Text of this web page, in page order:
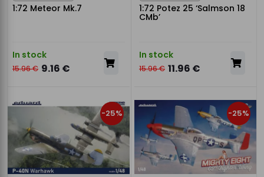
1:72 Meteor Mk.7
In stock
15.96 € 9.16 €
1:72 Potez 25 ‘Salmson 18
CMb’
In stock
15.96 € 11.96 €
-25% -25%